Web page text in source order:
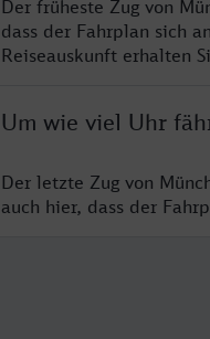
Der früheste Zug von
dass der Fahrplan sich
Reiseauskunft erhalten
Um wie viel Uhr
Der letzte Zug von
auch hier, dass der